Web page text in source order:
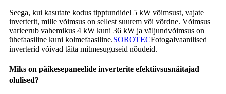
Seega, kui kasutate kodus tipptundidel 5 kW võimsust, vajate
inverterit, mille võimsus on sellest suurem või võrdne. Võimsus
varieerub vahemikus 4 kW kuni 36 kW ja väljundvõimsus on
ühefaasiline kuni kolmefaasiline.SOROTECFotogalvaanilised
inverterid võivad täita mitmesuguseid nõudeid.
Miks on päikesepaneelide inverterite efektiivsusnäitajad
olulised?